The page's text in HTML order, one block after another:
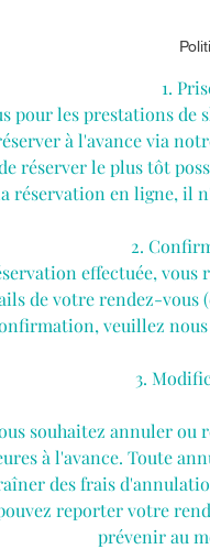
1.
pour les prestations de
à l'avance via
réserver le plus tôt
réservation en ligne, il
2.
effectuée,
de votre rendez-vous
veuillez
3.
souhaitez annuler
à l'avance. Toute
des frais
reporter votre
prévenir au